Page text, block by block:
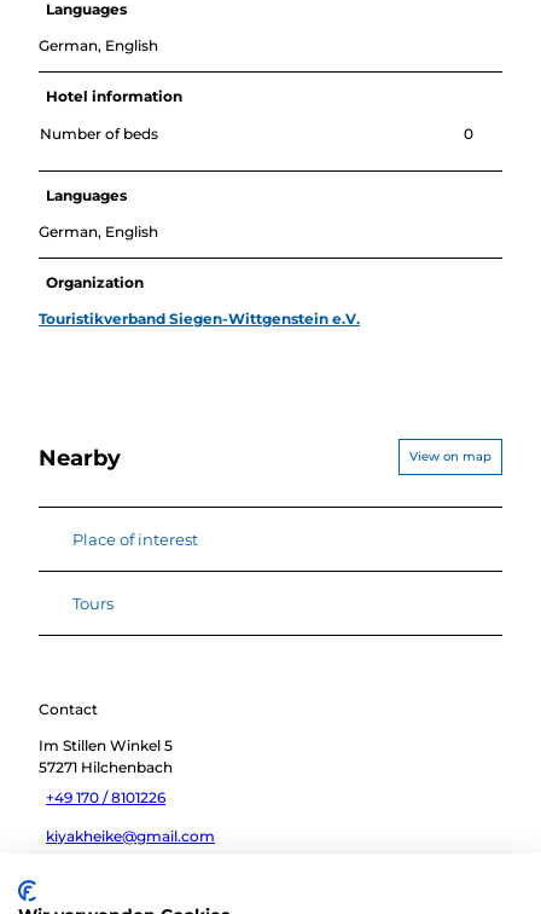
Languages
German, English
Hotel information
Number of beds 0
Languages
German, English
Organization
Touristikverband Siegen-Wittgenstein e.V.
Nearby View on map
Place of interest
Tours
Contact
Im Stillen Winkel 5
57271 Hilchenbach
+49 170 / 8101226
kiyakheike@gmail.com